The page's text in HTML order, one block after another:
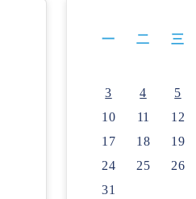
一 二 三
3
4 5
10
11 12
17
18 19
24
25 26
31